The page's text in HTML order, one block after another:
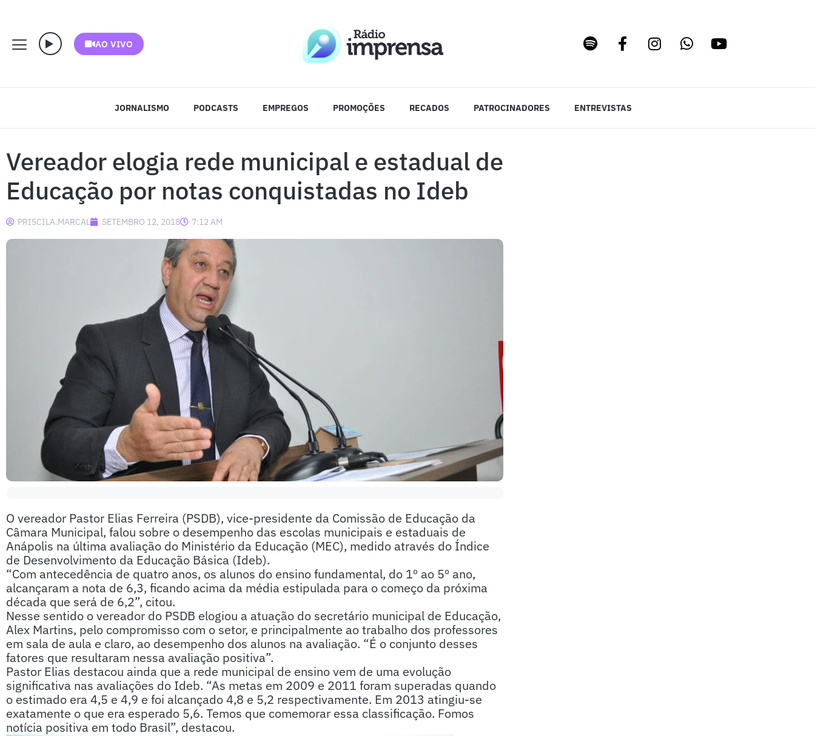
AO VIVO
JORNALISMO PODCASTS EMPREGOS PROMOÇÕES RECADOS PATROCINADORES ENTREVISTAS
Vereador elogia rede municipal e estadual de
Educação por notas conquistadas no Ideb
PRISCILA.MARCAL SETEMBRO 12, 2018 7:12 AM
O vereador Pastor Elias Ferreira (PSDB), vice-presidente da Comissão de Educação da
Câmara Municipal, falou sobre o desempenho das escolas municipais e estaduais de
Anápolis na última avaliação do Ministério da Educação (MEC), medido através do Índice
de Desenvolvimento da Educação Básica (Ideb).
“Com antecedência de quatro anos, os alunos do ensino fundamental, do 1º ao 5º ano,
alcançaram a nota de 6,3, ficando acima da média estipulada para o começo da próxima
década que será de 6,2”, citou.
Nesse sentido o vereador do PSDB elogiou a atuação do secretário municipal de Educação,
Alex Martins, pelo compromisso com o setor, e principalmente ao trabalho dos professores
em sala de aula e claro, ao desempenho dos alunos na avaliação. “É o conjunto desses
fatores que resultaram nessa avaliação positiva”.
Pastor Elias destacou ainda que a rede municipal de ensino vem de uma evolução
significativa nas avaliações do Ideb. “As metas em 2009 e 2011 foram superadas quando
o estimado era 4,5 e 4,9 e foi alcançado 4,8 e 5,2 respectivamente. Em 2013 atingiu-se
exatamente o que era esperado 5,6. Temos que comemorar essa classificação. Fomos
notícia positiva em todo Brasil”, destacou.